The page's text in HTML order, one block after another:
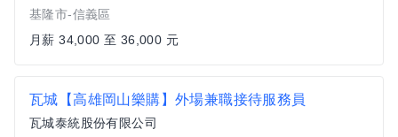
基隆市-信義區
月薪 34,000 至 36,000 元
瓦城【高雄岡山樂購】外場兼職接待服務員
瓦城泰統股份有限公司